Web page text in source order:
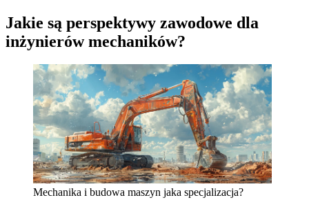
Jakie są perspektywy zawodowe dla
inżynierów mechaników?
Mechanika i budowa maszyn jaka specjalizacja?